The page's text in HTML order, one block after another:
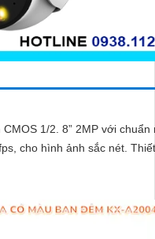
1/2. 8” 2MP với chuẩn
hình ảnh sắc nét. Thiết bị có